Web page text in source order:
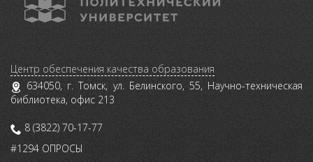
Центр обеспечения качества образования
634050, г. Томск, ул. Белинского, 55, Научно-техническая
библиотека, офис 213
8 (3822) 70-17-77
#1294 ОПРОСЫ